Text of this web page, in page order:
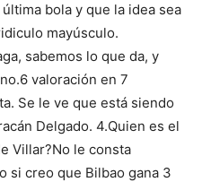
bola y que la idea sea
mayúsculo.
sabemos lo que da, y
valoración en 7
Se le ve que está siendo
Delgado. 4.Quien es el
Villar?No le consta
si creo que Bilbao gana 3